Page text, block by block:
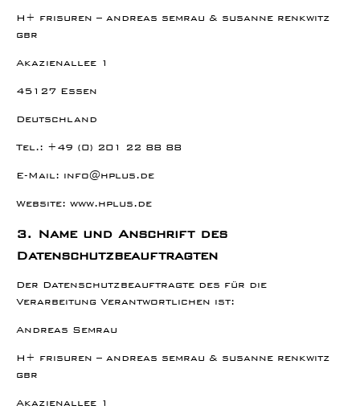
H+ frisuren – andreas semrau & susanne renkwitz
gbr
Akazienallee 1
45127 Essen
Deutschland
Tel.: +49 (0) 201 22 88 88
E-Mail: info@hplus.de
Website: www.hplus.de
3. Name und Anschrift des
Datenschutzbeauftragten
Der Datenschutzbeauftragte des für die
Verarbeitung Verantwortlichen ist:
Andreas Semrau
H+ frisuren – andreas semrau & susanne renkwitz
gbr
Akazienallee 1